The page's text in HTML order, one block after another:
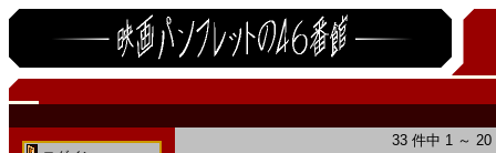
33 件中 1 ～